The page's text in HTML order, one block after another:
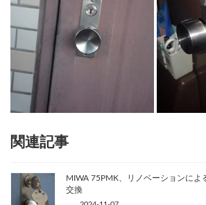
関連記事
MIWA 75PMK、リノベーションによ
交換